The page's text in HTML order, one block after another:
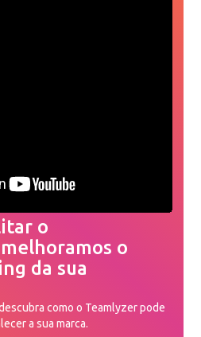
o
o
da sua
como o Teamlyzer pode
a sua marca.